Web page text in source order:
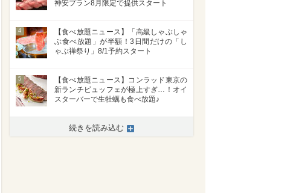
神安プラン8月限定で提供スタート
4
【食べ放題ニュース】「高級しゃぶしゃ
ぶ食べ放題」が半額！3日間だけの「し
ゃぶ禅祭り」8/1予約スタート
5
【食べ放題ニュース】コンラッド東京の
新ランチビュッフェが極上すぎ…！オイ
スターバーで生牡蠣も食べ放題♪
続きを読み込む